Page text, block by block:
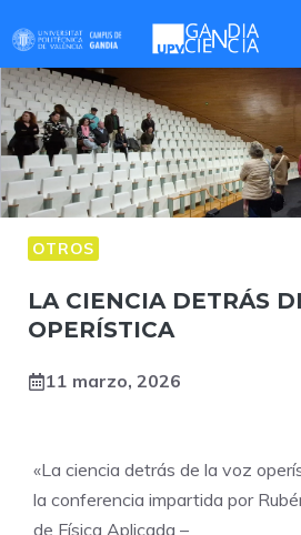
contenido
OTROS
LA CIENCIA DETRÁS
OPERÍSTICA
11 marzo, 2026
«La ciencia detrás de la voz
la conferencia impartida por
de Física Aplicada –